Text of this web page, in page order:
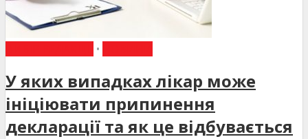
•
У яких випадках лікар може
ініціювати припинення
декларації та як це відбувається